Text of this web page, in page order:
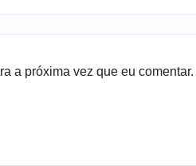
a próxima vez que eu comentar.